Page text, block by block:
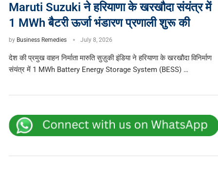
Maruti Suzuki ने हरियाणा के खरखौदा संयंत्र में
1 MWh बैटरी ऊर्जा भंडारण प्रणाली शुरू की
by Business Remedies July 8, 2026
देश की प्रमुख वाहन निर्माता मारुति सुज़ुकी इंडिया ने हरियाणा के खरखौदा विनिर्माण
संयंत्र में 1 MWh Battery Energy Storage System (BESS) …